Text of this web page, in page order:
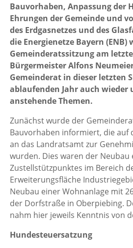
Bauvorhaben, Anpassung der
Ehrungen der Gemeinde und
des Erdgasnetzes und des
die Energienetze Bayern (ENB)
Gemeinderatssitzung am
Bürgermeister Alfons
Gemeinderat in dieser letzten
ablaufenden Jahr auch wieder
anstehende Themen.
Zunächst wurde der
Bauvorhaben informiert, die auf
an das Landratsamt zur
wurden. Dies waren der Neubau
Zustellstützpunktes im Bereich
Erweiterungsfläche
Neubau einer Wohnanlage mit
der Dorfstraße in Oberpiebing.
nahm hier jeweils Kenntnis von
Hundesteuersatzung